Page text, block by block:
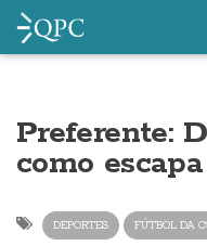
Preferente:
como
DEPORTES FÚTBOL DA